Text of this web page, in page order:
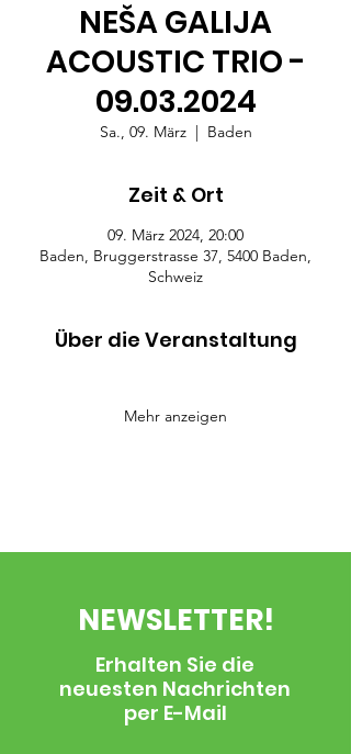
NEŠA GALIJA
ACOUSTIC TRIO -
09.03.2024
Sa., 09. März
  |
Baden
Zeit & Ort
09. März 2024, 20:00
Baden, Bruggerstrasse 37, 5400 Baden,
Schweiz
Über die Veranstaltung
Mehr anzeigen
NEWSLETTER!
Erhalten Sie die
neuesten Nachrichten
per E-Mail